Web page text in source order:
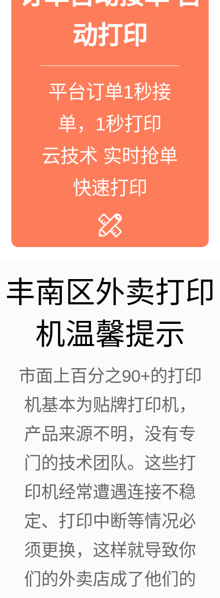
动打印
平台订单1秒接
单，1秒打印
云技术 实时抢单
快速打印
丰南区外卖打印
机温馨提示
市面上百分之90+的打印
机基本为贴牌打印机，
产品来源不明，没有专
门的技术团队。这些打
印机经常遭遇连接不稳
定、打印中断等情况必
须更换，这样就导致你
们的外卖店成了他们的